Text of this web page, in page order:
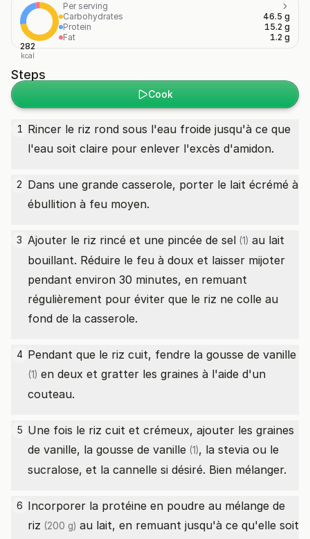
282
kcal
Per serving
Carbohydrates
46.5 g
Protein
15.2 g
Fat
1.2 g
Steps
Cook
1 Rincer le riz rond sous l'eau froide jusqu'à ce que
l'eau soit claire pour enlever l'excès d'amidon.
2 Dans une grande casserole, porter le lait écrémé à
ébullition à feu moyen.
3 Ajouter le riz rincé et une pincée de sel (1) au lait
bouillant. Réduire le feu à doux et laisser mijoter
pendant environ 30 minutes, en remuant
régulièrement pour éviter que le riz ne colle au
fond de la casserole.
4 Pendant que le riz cuit, fendre la gousse de vanille
(1) en deux et gratter les graines à l'aide d'un
couteau.
5 Une fois le riz cuit et crémeux, ajouter les graines
de vanille, la gousse de vanille (1), la stevia ou le
sucralose, et la cannelle si désiré. Bien mélanger.
6 Incorporer la protéine en poudre au mélange de
riz (200 g) au lait, en remuant jusqu'à ce qu'elle soit